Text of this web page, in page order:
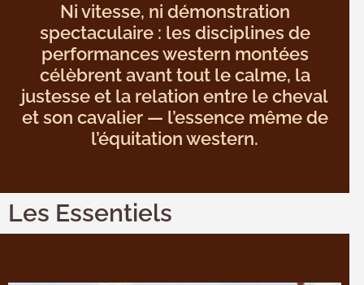
Ni vitesse, ni démonstration
spectaculaire : les disciplines de
performances western montées
célèbrent avant tout le calme, la
justesse et la relation entre le cheval
et son cavalier — l’essence même de
l’équitation western.
Les Essentiels